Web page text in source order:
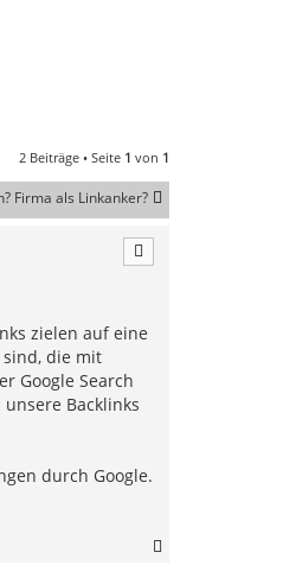
2 Beiträge • Seite 1 von 1
Firma als Linkanker?
zielen auf eine
sind, die mit
Google Search
Backlinks
durch Google.